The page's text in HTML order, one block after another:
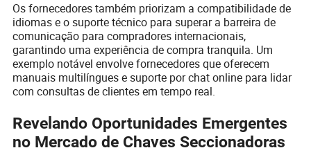
Os fornecedores também priorizam a compatibilidade de
idiomas e o suporte técnico para superar a barreira de
comunicação para compradores internacionais,
garantindo uma experiência de compra tranquila. Um
exemplo notável envolve fornecedores que oferecem
manuais multilíngues e suporte por chat online para lidar
com consultas de clientes em tempo real.
Revelando Oportunidades Emergentes
no Mercado de Chaves Seccionadoras